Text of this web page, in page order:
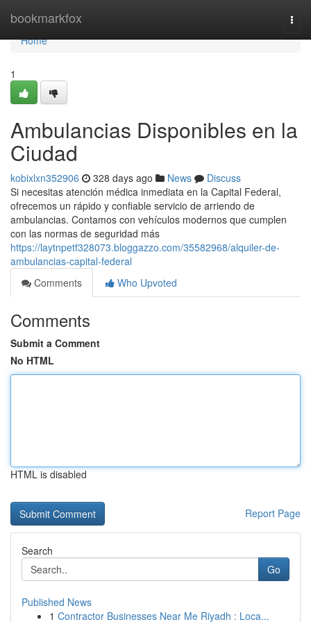
bookmarkfox
Home
Home
1
Ambulancias Disponibles en la
Ciudad
kobixlxn352906 328 days ago News
Discuss
Si necesitas atención médica inmediata en la Capital Federal,
ofrecemos un rápido y confiable servicio de arriendo de
ambulancias. Contamos con vehículos modernos que cumplen
con las normas de seguridad más
https://laytnpetf328073.bloggazzo.com/35582968/alquiler-de-
ambulancias-capital-federal
Comments
Who Upvoted
Comments
Submit a Comment
No HTML
HTML is disabled
Report Page
Search
Go
Published News
1 Contractor Businesses Near Me Riyadh : Loca...